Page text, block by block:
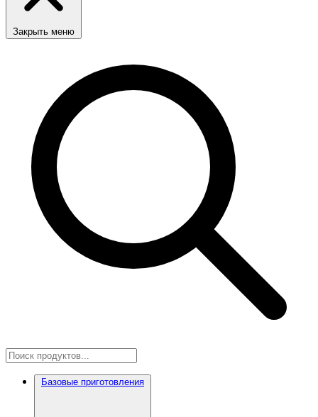
Закрыть меню
Базовые приготовления